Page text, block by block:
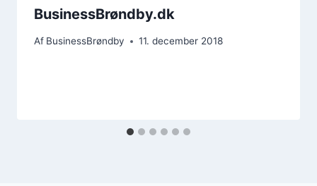
BusinessBrøndby.dk
Af BusinessBrøndby 11. december 2018